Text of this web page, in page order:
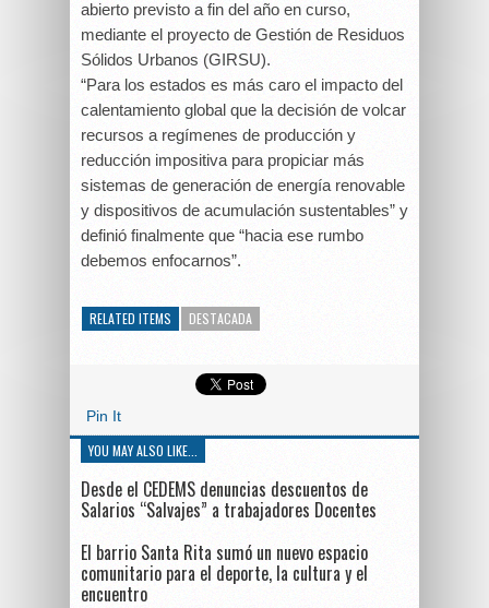
abierto previsto a fin del año en curso,
mediante el proyecto de Gestión de Residuos
Sólidos Urbanos (GIRSU).
“Para los estados es más caro el impacto del
calentamiento global que la decisión de volcar
recursos a regímenes de producción y
reducción impositiva para propiciar más
sistemas de generación de energía renovable
y dispositivos de acumulación sustentables” y
definió finalmente que “hacia ese rumbo
debemos enfocarnos”.
RELATED ITEMS DESTACADA
Pin It
YOU MAY ALSO LIKE...
Desde el CEDEMS denuncias descuentos de
Salarios “Salvajes” a trabajadores Docentes
El barrio Santa Rita sumó un nuevo espacio
comunitario para el deporte, la cultura y el
encuentro